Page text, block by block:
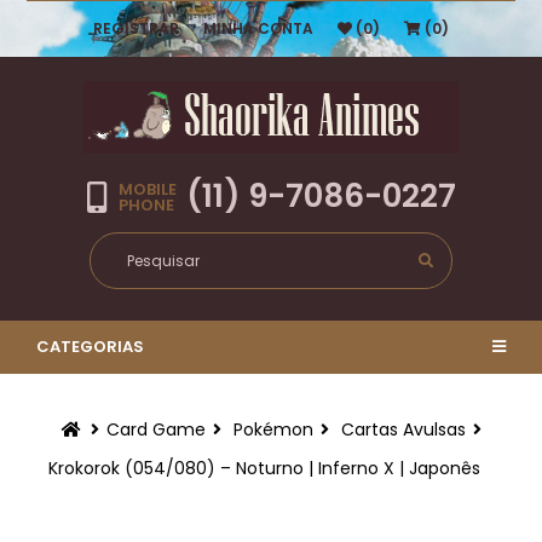
REGISTRAR MINHA CONTA (0) (0)
MOBILE
PHONE (11) 9-7086-0227
CATEGORIAS
Card Game Pokémon
Cartas Avulsas
Krokorok (054/080) – Noturno | Inferno X | Japonês